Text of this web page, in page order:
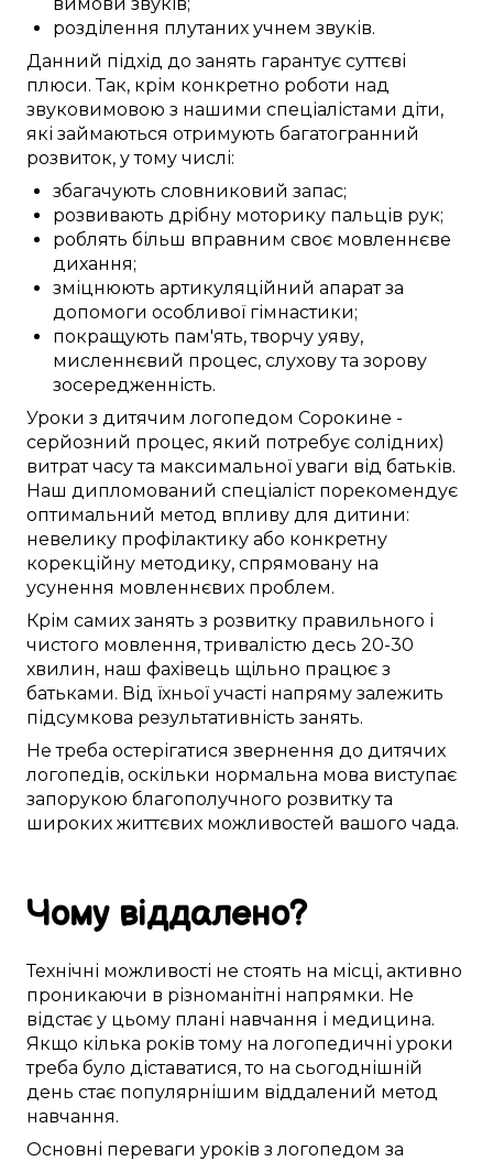
розділення плутаних учнем звуків.
Данний підхід до занять гарантує суттєві
плюси. Так, крім конкретно роботи над
звуковимовою з нашими спеціалістами діти,
які займаються отримують багатогранний
розвиток, у тому числі:
збагачують словниковий запас;
розвивають дрібну моторику пальців рук;
роблять більш вправним своє мовленнєве
дихання;
зміцнюють артикуляційний апарат за
допомоги особливої гімнастики;
покращують пам'ять,творчу уяву,
мисленнєвий процес, слухову та зорову
зосередженність.
Уроки з дитячим логопедом Сорокине -
серйозний процес, який потребує солідних)
витрат часута максимальної уваги від батьків.
Наш дипломований спеціаліст порекомендує
оптимальний метод впливу для дитини:
невелику профілактику або конкретну
корекційну методику, спрямовану на
усунення мовленнєвих проблем.
Крім самих занять з розвитку правильного і
чистого мовлення,тривалістю десь 20-30
хвилин, наш фахівець щільно працює з
батьками. Від їхньої участі напряму залежить
підсумкова результативність занять.
Нетреба остерігатися звернення до дитячих
логопедів, оскільки нормальна мова виступає
запорукою благополучного розвитку та
широких життєвих можливостей вашого чада.
Чому віддалено?
Технічні можливості не стоять на місці, активно
проникаючи в різноманітні напрямки. Не
відстає у цьому плані навчання і медицина.
Якщо кілька років тому на логопедичні уроки
треба було діставатися, то на сьогоднішній
день стає популярнішим віддалений метод
навчання.
Основні переваги уроків з логопедом за